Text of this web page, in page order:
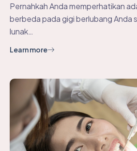
Pernahkah Anda memperhatikan
berbeda pada gigi berlubang Anda
lunak…
Learn more